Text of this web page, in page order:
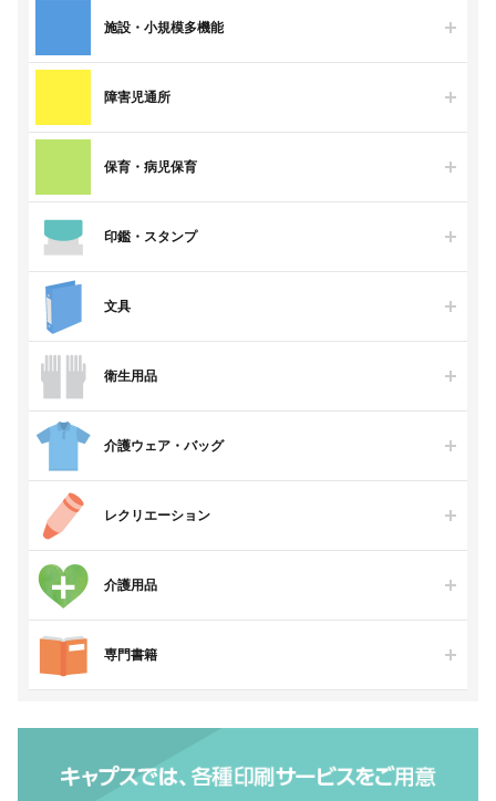
施設・小規模多機能
障害児通所
保育・病児保育
印鑑・スタンプ
文具
衛生用品
介護ウェア・バッグ
レクリエーション
介護用品
専門書籍